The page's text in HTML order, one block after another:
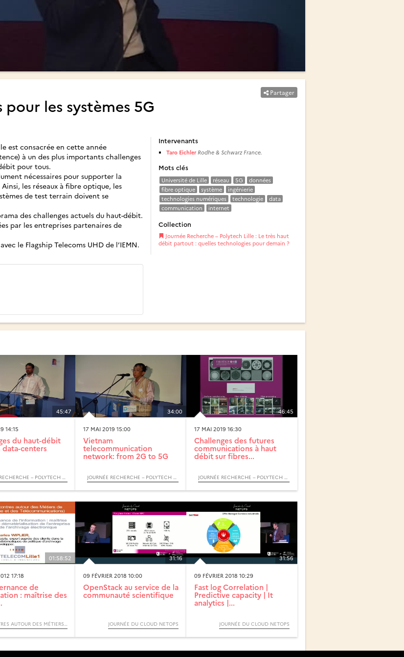
Partager
les systèmes 5G
est consacrée en cette année
à un des plus importants challenges
pour tous.
nécessaires pour supporter la
les réseaux à fibre optique, les
de test terrain doivent se
des challenges actuels du haut-débit.
par les entreprises partenaires de
le Flagship Telecoms UHD de l’IEMN.
Intervenants
Taro Eichler Rodhe & Schwarz France.
Mots clés
Université de Lille réseau 5G
données
fibre optique
système
ingénierie
technologies numériques
technologie
data
communication
internet
Collection
Journée Recherche – Polytech Lille : Le très haut
débit partout : quelles technologies pour demain ?
45:47
14:15
du haut-débit
data-centers
JOURNÉE RECHERCHE – POLYTECH LILLE : LE TRÈS HAUT DÉBIT PARTOUT : QUELLES TECHNOLOGIES POUR DEMAIN ?
34:00
17 MAI 2019 15:00
Vietnam
telecommunication
network: from 2G to 5G
JOURNÉE RECHERCHE – POLYTECH LILLE : LE TRÈS HAUT DÉBIT PARTOUT : QUELLES TECHNOLOGIES POUR DEMAIN ?
46:45
17 MAI 2019 16:30
Challenges des futures
communications à haut
débit sur fibres...
JOURNÉE RECHERCHE – POLYTECH LILLE : LE TRÈS HAUT DÉBIT PARTOUT : QUELLES TECHNOLOGIES POUR DEMAIN ?
01:58:52
17:18
de
: maîtrise des
RENCONTRES AUTOUR DES MÉTIERS DE L’INFORMATIQUE ET DES TÉLÉCOMMUNICATIONS - RMIT (CYCLE)
31:16
09 FÉVRIER 2018 10:00
OpenStack au service de la
communauté scientifique
JOURNÉE DU CLOUD NETOPS
31:56
09 FÉVRIER 2018 10:29
Fast log Correlation |
Predictive capacity | It
analytics |...
JOURNÉE DU CLOUD NETOPS